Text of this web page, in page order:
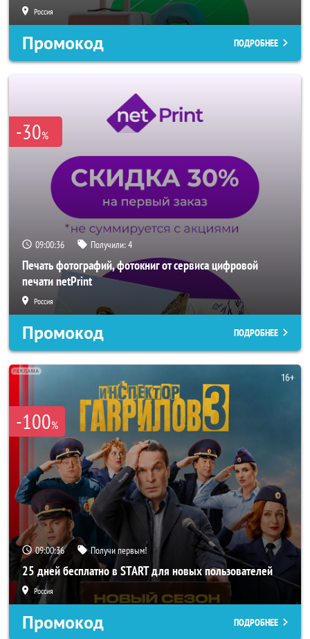
Россия
Промокод ПОДРОБНЕЕ
-30%
09:00:33 Получили:4
Печать фотографий, фотокниг от сервиса цифровой
печати netPrint
Россия
Промокод ПОДРОБНЕЕ
-100%
09:00:33 Получи первым!
25 дней бесплатно в START для новых пользователей
Россия
Промокод ПОДРОБНЕЕ